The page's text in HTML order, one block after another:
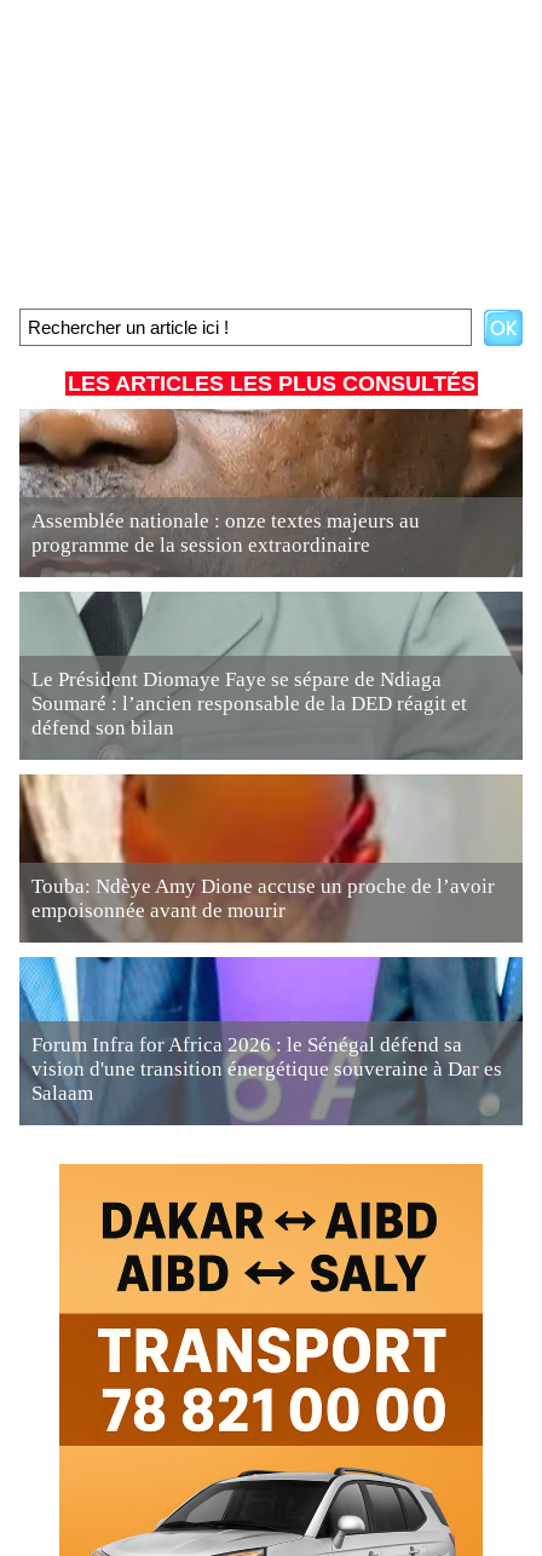
LES ARTICLES LES PLUS CONSULTÉS
Assemblée nationale : onze textes majeurs au
programme de la session extraordinaire
Le Président Diomaye Faye se sépare de Ndiaga
Soumaré : l’ancien responsable de la DED réagit et
défend son bilan
Touba: Ndèye Amy Dione accuse un proche de l’avoir
empoisonnée avant de mourir
Forum Infra for Africa 2026 : le Sénégal défend sa
vision d'une transition énergétique souveraine à Dar es
Salaam